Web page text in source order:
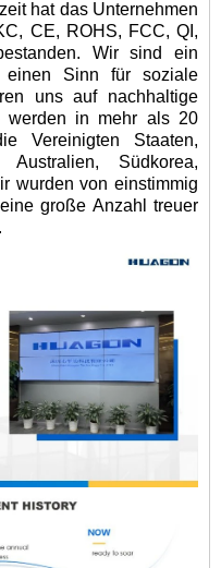
hat das Unternehmen
CE, ROHS, FCC, QI,
Wir sind ein
einen Sinn für soziale
uns auf nachhaltige
werden in mehr als 20
Vereinigten Staaten,
Australien, Südkorea,
wurden von einstimmig
große Anzahl treuer